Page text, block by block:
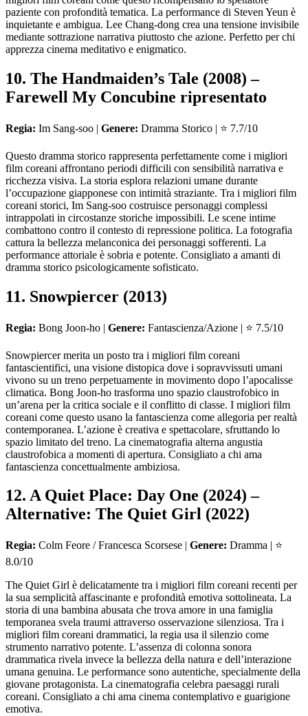
paziente con profondità tematica. La performance di Steven Yeun è
inquietante e ambigua. Lee Chang-dong crea una tensione invisibile
mediante sottrazione narrativa piuttosto che azione. Perfetto per chi
apprezza cinema meditativo e enigmatico.
10. The Handmaiden’s Tale (2008) –
Farewell My Concubine ripresentato
Regia: Im Sang-soo | Genere: Dramma Storico | ⭐ 7.7/10
Questo dramma storico rappresenta perfettamente come i migliori
film coreani affrontano periodi difficili con sensibilità narrativa e
ricchezza visiva. La storia esplora relazioni umane durante
l’occupazione giapponese con intimità straziante. Tra i migliori film
coreani storici, Im Sang-soo costruisce personaggi complessi
intrappolati in circostanze storiche impossibili. Le scene intime
combattono contro il contesto di repressione politica. La fotografia
cattura la bellezza melanconica dei personaggi sofferenti. La
performance attoriale è sobria e potente. Consigliato a amanti di
dramma storico psicologicamente sofisticato.
11. Snowpiercer (2013)
Regia: Bong Joon-ho | Genere: Fantascienza/Azione | ⭐ 7.5/10
Snowpiercer merita un posto tra i migliori film coreani
fantascientifici, una visione distopica dove i sopravvissuti umani
vivono su un treno perpetuamente in movimento dopo l’apocalisse
climatica. Bong Joon-ho trasforma uno spazio claustrofobico in
un’arena per la critica sociale e il conflitto di classe. I migliori film
coreani come questo usano la fantascienza come allegoria per realtà
contemporanea. L’azione è creativa e spettacolare, sfruttando lo
spazio limitato del treno. La cinematografia alterna angustia
claustrofobica a momenti di apertura. Consigliato a chi ama
fantascienza concettualmente ambiziosa.
12. A Quiet Place: Day One (2024) –
Alternative: The Quiet Girl (2022)
Regia: Colm Feore / Francesca Scorsese | Genere: Dramma | ⭐
8.0/10
The Quiet Girl è delicatamente tra i migliori film coreani recenti per
la sua semplicità affascinante e profondità emotiva sottolineata. La
storia di una bambina abusata che trova amore in una famiglia
temporanea svela traumi attraverso osservazione silenziosa. Tra i
migliori film coreani drammatici, la regia usa il silenzio come
strumento narrativo potente. L’assenza di colonna sonora
drammatica rivela invece la bellezza della natura e dell’interazione
umana genuina. Le performance sono autentiche, specialmente della
giovane protagonista. La cinematografia celebra paesaggi rurali
coreani. Consigliato a chi ama cinema contemplativo e guarigione
emotiva.